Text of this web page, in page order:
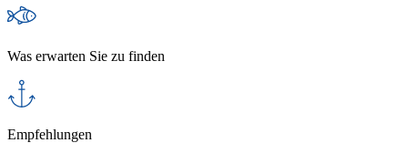
Was erwarten Sie zu finden
Empfehlungen